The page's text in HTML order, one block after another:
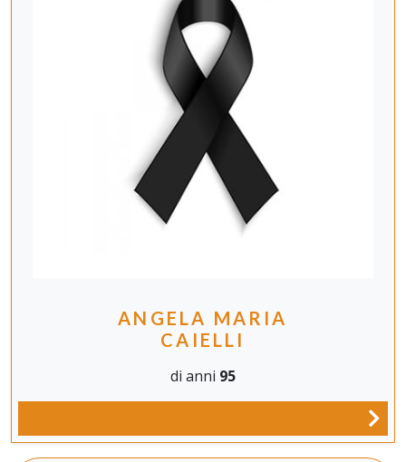
ANGELA MARIA
CAIELLI
di anni 95